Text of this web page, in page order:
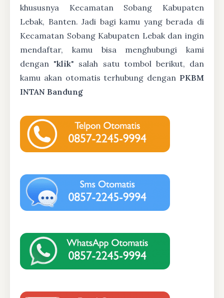
khususnya Kecamatan Sobang Kabupaten
Lebak, Banten. Jadi bagi kamu yang berada di
Kecamatan Sobang Kabupaten Lebak dan ingin
mendaftar, kamu bisa menghubungi kami
dengan "klik" salah satu tombol berikut, dan
kamu akan otomatis terhubung dengan PKBM
INTAN Bandung